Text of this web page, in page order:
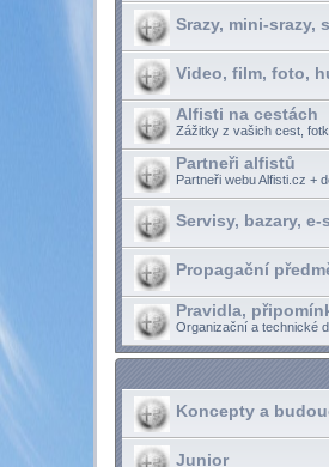
Srazy, mini-srazy,
Video, film, foto,
Alfisti na cestách
Zážitky z vašich cest,
Partneři alfistů
Partneři webu Alfisti.cz +
Servisy, bazary, e-
Propagační
Pravidla,
Organizační a technické
Koncepty a
Junior